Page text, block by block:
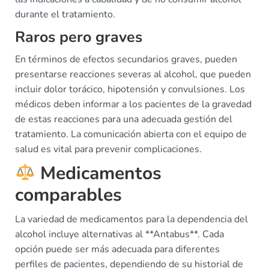
durante el tratamiento.
Raros pero graves
En términos de efectos secundarios graves, pueden
presentarse reacciones severas al alcohol, que pueden
incluir dolor torácico, hipotensión y convulsiones. Los
médicos deben informar a los pacientes de la gravedad
de estas reacciones para una adecuada gestión del
tratamiento. La comunicación abierta con el equipo de
salud es vital para prevenir complicaciones.
Medicamentos
comparables
La variedad de medicamentos para la dependencia del
alcohol incluye alternativas al **Antabus**. Cada
opción puede ser más adecuada para diferentes
perfiles de pacientes, dependiendo de su historial de